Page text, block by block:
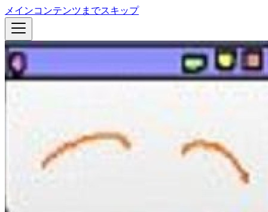
メインコンテンツまでスキップ